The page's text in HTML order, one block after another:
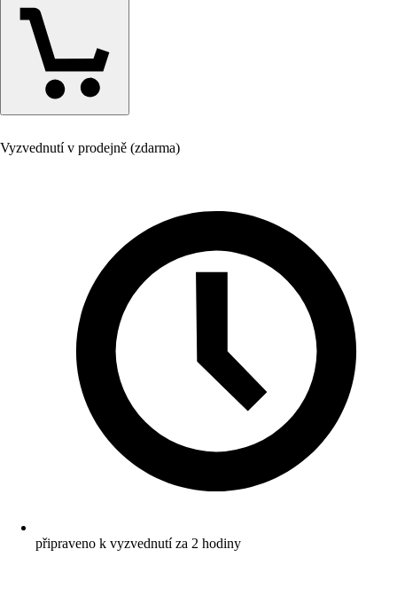
Vyzvednutí v prodejně (zdarma)
připraveno k vyzvednutí za 2 hodiny